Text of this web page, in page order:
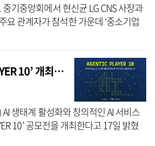
기중앙회에서 현신균 LG CNS 사장과
요 관계자가 참석한 가운데 ‘중소기업
력 모델 발굴 업무협약(MOU)’을 체결
10’ 개최…
생태계 활성화와 창의적인 AI 서비스
10’ 공모전을 개최한다고 17일 밝혔
Context Protocol) 기반 개